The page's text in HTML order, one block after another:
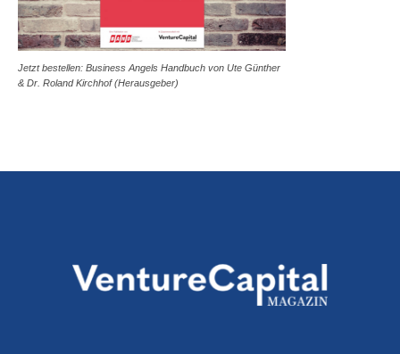
Jetzt bestellen: Business Angels Handbuch von Ute Günther
& Dr. Roland Kirchhof (Herausgeber)